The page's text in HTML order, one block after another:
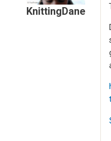
KnittingDane
luk